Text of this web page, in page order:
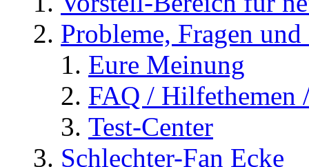
Probleme, Fragen
Eure Meinung
FAQ / Hilfethemen
Test-Center
Schlechter-Fan Ecke